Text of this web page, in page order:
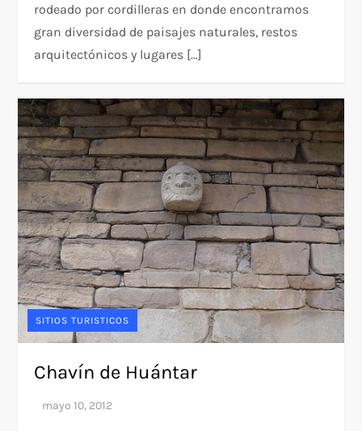
rodeado por cordilleras en donde encontramos
gran diversidad de paisajes naturales, restos
arquitectónicos y lugares […]
SITIOS TURISTICOS
Chavín de Huántar